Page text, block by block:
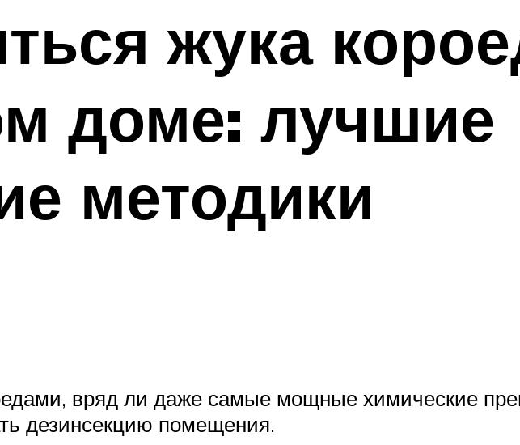
жука
доме: лучшие
методики
вряд ли даже самые мощные химические
дезинсекцию помещения.